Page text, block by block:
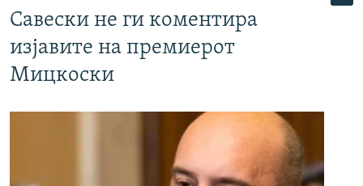
Савески не ги коментира
изјавите на премиерот
Мицкоски